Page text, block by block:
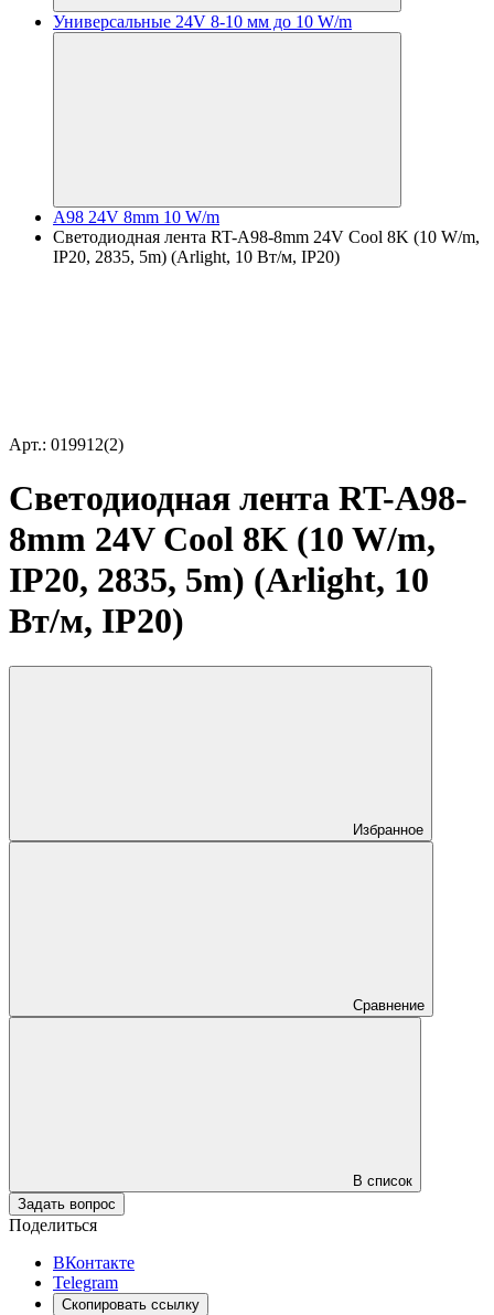
Универсальные 24V 8-10 мм до 10 W/m
A98 24V 8mm 10 W/m
Светодиодная лента RT-A98-8mm 24V Cool 8K (10 W/m,
IP20, 2835, 5m) (Arlight, 10 Вт/м, IP20)
Арт.: 019912(2)
Светодиодная лента RT-A98-
8mm 24V Cool 8K (10 W/m,
IP20, 2835, 5m) (Arlight, 10
Вт/м, IP20)
Избранное
Сравнение
В список
Задать вопрос
Поделиться
ВКонтакте
Telegram
Скопировать ссылку